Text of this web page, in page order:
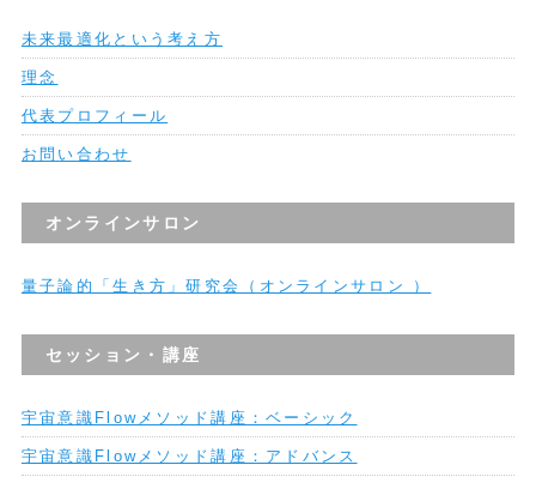
未来最適化という考え方
理念
代表プロフィール
お問い合わせ
オンラインサロン
量子論的「生き方」研究会（オンラインサロン ）
セッション・講座
宇宙意識Flowメソッド講座：ベーシック
宇宙意識Flowメソッド講座：アドバンス